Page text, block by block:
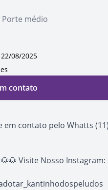
médio
08/2025
contato
em contato pelo Whatts
Visite Nosso Instagram: